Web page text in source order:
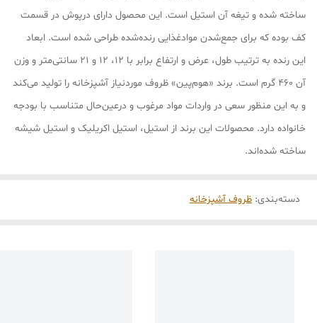
ساخته شده و تیغه آن استیل است. این محصول دارای درپوش در قسمت
کف بوده که برای جمع‌شدن موادغذایی رنده‌شده طراحی شده است. ابعاد
این رنده به ترتیب طول، عرض و ارتفاع برابر با 12، 12 و 21 سانتی‌متر و وزن
آن 460 گرم است. برند «هوم‌پین» ظروف موردنیاز آشپزخانه را تولید می‌کند
و به این منظور سعی در واردات مواد مرغوب و درعین‌حال متناسب با بودجه
خانواده دارد. محصولات این برند از استیل، استیل اکریلیک و استیل شیشه
ساخته شده‌اند.
دسته‌بندی: ظروف آشپزخانه